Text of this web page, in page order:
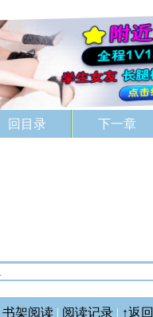
回目录 下一章
书架阅读| 阅读记录| ↑返